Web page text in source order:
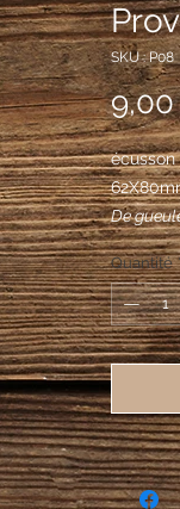
SKU : P08
De
d'argent,
trois
Quantité